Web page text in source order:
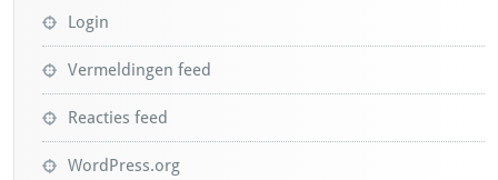
Login
Vermeldingen feed
Reacties feed
WordPress.org